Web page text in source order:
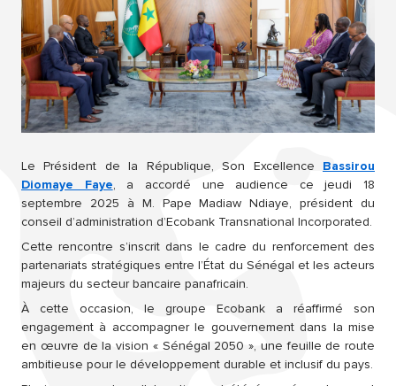
Le Président de la République, Son Excellence Bassirou
Diomaye Faye, a accordé une audience ce jeudi 18
septembre 2025 à M. Pape Madiaw Ndiaye, président du
conseil d’administration d’Ecobank Transnational Incorporated.
Cette rencontre s’inscrit dans le cadre du renforcement des
partenariats stratégiques entre l’État du Sénégal et les acteurs
majeurs du secteur bancaire panafricain.
À cette occasion, le groupe Ecobank a réaffirmé son
engagement à accompagner le gouvernement dans la mise
en œuvre de la vision « Sénégal 2050 », une feuille de route
ambitieuse pour le développement durable et inclusif du pays.